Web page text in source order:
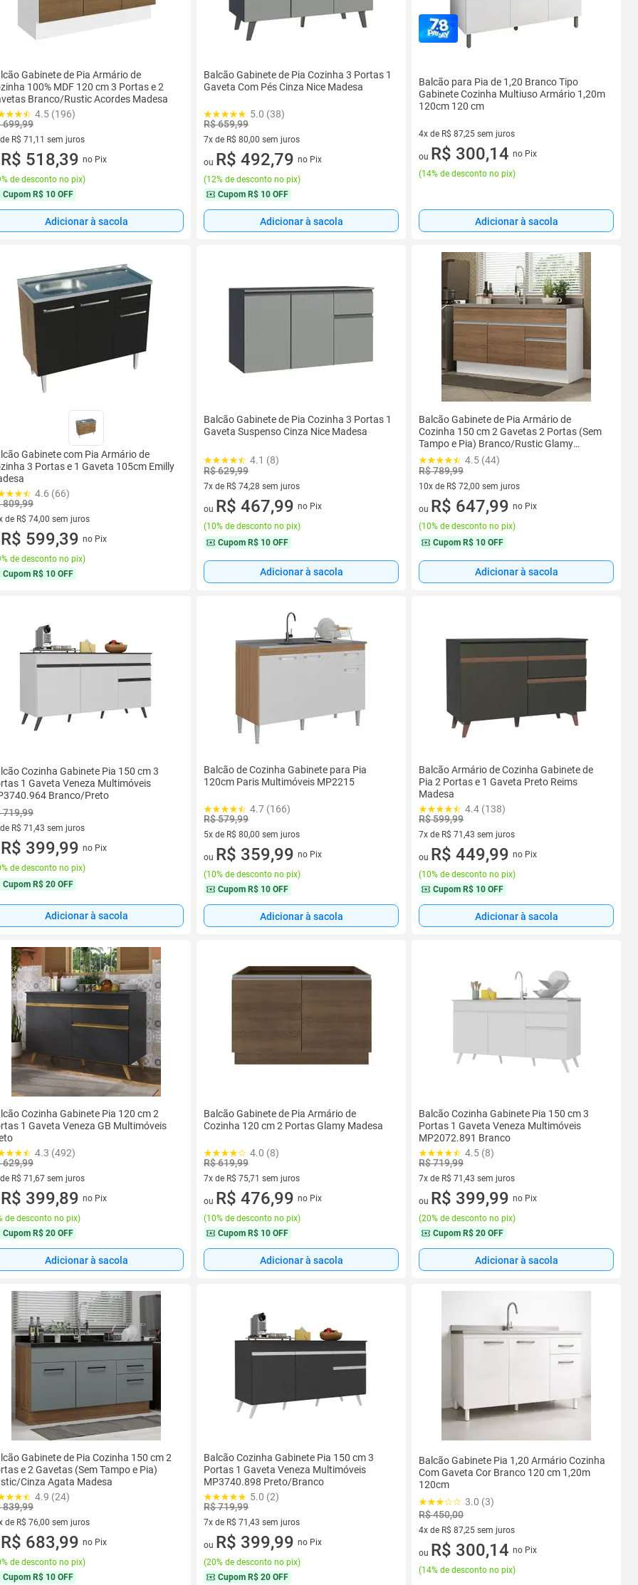
Gabinete de Pia Armário de
100% MDF 120 cm 3 Portas e 2
Branco/Rustic Acordes Madesa
4.5 (196)
699,99
R$ 71,11 sem juros
de R$ 71,11 sem juros
R$ 518,39 no Pix
de desconto no pix)
Cupom R$ 10 OFF
Adicionar à sacola
Balcão Gabinete de Pia Cozinha 3 Portas 1
Gaveta Com Pés Cinza Nice Madesa
5.0 (38)
R$ 659,99
7x de R$ 80,00 sem juros
7 vez de R$ 80,00 sem juros
ou R$ 492,79 no Pix
(12% de desconto no pix)
Cupom R$ 10 OFF
Adicionar à sacola
Balcão para Pia de 1,20 Branco Tipo
Gabinete Cozinha Multiuso Armário 1,20m
120cm 120 cm
4x de R$ 87,25 sem juros
4 vez de R$ 87,25 sem juros
ou R$ 300,14 no Pix
(14% de desconto no pix)
Adicionar à sacola
Gabinete com Pia Armário de
3 Portas e 1 Gaveta 105cm Emilly
4.6 (66)
809,99
de R$ 74,00 sem juros
vez de R$ 74,00 sem juros
R$ 599,39 no Pix
de desconto no pix)
Cupom R$ 10 OFF
Balcão Gabinete de Pia Cozinha 3 Portas 1
Gaveta Suspenso Cinza Nice Madesa
4.1 (8)
R$ 629,99
7x de R$ 74,28 sem juros
7 vez de R$ 74,28 sem juros
ou R$ 467,99 no Pix
(10% de desconto no pix)
Cupom R$ 10 OFF
Adicionar à sacola
Balcão Gabinete de Pia Armário de
Cozinha 150 cm 2 Gavetas 2 Portas (Sem
Tampo e Pia) Branco/Rustic Glamy
Madesa
4.5 (44)
R$ 789,99
10x de R$ 72,00 sem juros
10 vez de R$ 72,00 sem juros
ou R$ 647,99 no Pix
(10% de desconto no pix)
Cupom R$ 10 OFF
Adicionar à sacola
Cozinha Gabinete Pia 150 cm 3
1 Gaveta Veneza Multimóveis
Branco/Preto
719,99
R$ 71,43 sem juros
de R$ 71,43 sem juros
R$ 399,99 no Pix
de desconto no pix)
Cupom R$ 20 OFF
Adicionar à sacola
Balcão de Cozinha Gabinete para Pia
120cm Paris Multimóveis MP2215
4.7 (166)
R$ 579,99
5x de R$ 80,00 sem juros
5 vez de R$ 80,00 sem juros
ou R$ 359,99 no Pix
(10% de desconto no pix)
Cupom R$ 10 OFF
Adicionar à sacola
Balcão Armário de Cozinha Gabinete de
Pia 2 Portas e 1 Gaveta Preto Reims
Madesa
4.4 (138)
R$ 599,99
7x de R$ 71,43 sem juros
7 vez de R$ 71,43 sem juros
ou R$ 449,99 no Pix
(10% de desconto no pix)
Cupom R$ 10 OFF
Adicionar à sacola
Cozinha Gabinete Pia 120 cm 2
1 Gaveta Veneza GB Multimóveis
4.3 (492)
629,99
R$ 71,67 sem juros
de R$ 71,67 sem juros
R$ 399,89 no Pix
de desconto no pix)
Cupom R$ 20 OFF
Adicionar à sacola
Balcão Gabinete de Pia Armário de
Cozinha 120 cm 2 Portas Glamy Madesa
4.0 (8)
R$ 619,99
7x de R$ 75,71 sem juros
7 vez de R$ 75,71 sem juros
ou R$ 476,99 no Pix
(10% de desconto no pix)
Cupom R$ 10 OFF
Adicionar à sacola
Balcão Cozinha Gabinete Pia 150 cm 3
Portas 1 Gaveta Veneza Multimóveis
MP2072.891 Branco
4.5 (8)
R$ 719,99
7x de R$ 71,43 sem juros
7 vez de R$ 71,43 sem juros
ou R$ 399,99 no Pix
(20% de desconto no pix)
Cupom R$ 20 OFF
Adicionar à sacola
Gabinete de Pia Cozinha 150 cm 2
e 2 Gavetas (Sem Tampo e Pia)
Cinza Agata Madesa
4.9 (24)
839,99
de R$ 76,00 sem juros
vez de R$ 76,00 sem juros
R$ 683,99 no Pix
de desconto no pix)
Cupom R$ 10 OFF
Balcão Cozinha Gabinete Pia 150 cm 3
Portas 1 Gaveta Veneza Multimóveis
MP3740.898 Preto/Branco
5.0 (2)
R$ 719,99
7x de R$ 71,43 sem juros
7 vez de R$ 71,43 sem juros
ou R$ 399,99 no Pix
(20% de desconto no pix)
Cupom R$ 20 OFF
Balcão Gabinete Pia 1,20 Armário Cozinha
Com Gaveta Cor Branco 120 cm 1,20m
120cm
3.0 (3)
R$ 450,00
4x de R$ 87,25 sem juros
4 vez de R$ 87,25 sem juros
ou R$ 300,14 no Pix
(14% de desconto no pix)